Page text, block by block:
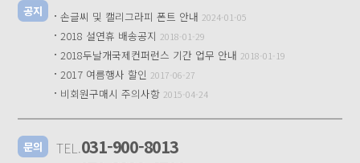
공지 · 손글씨 및 캘리그라피 폰트 안내 2024-01-05
· 2018 설연휴 배송공지 2018-01-29
· 2018두날개국제컨퍼런스 기간 업무 안내 2018-01-19
· 2017 여름행사 할인 2017-06-27
· 비회원구매시 주의사항 2015-04-24
문의 TEL.031-900-8013